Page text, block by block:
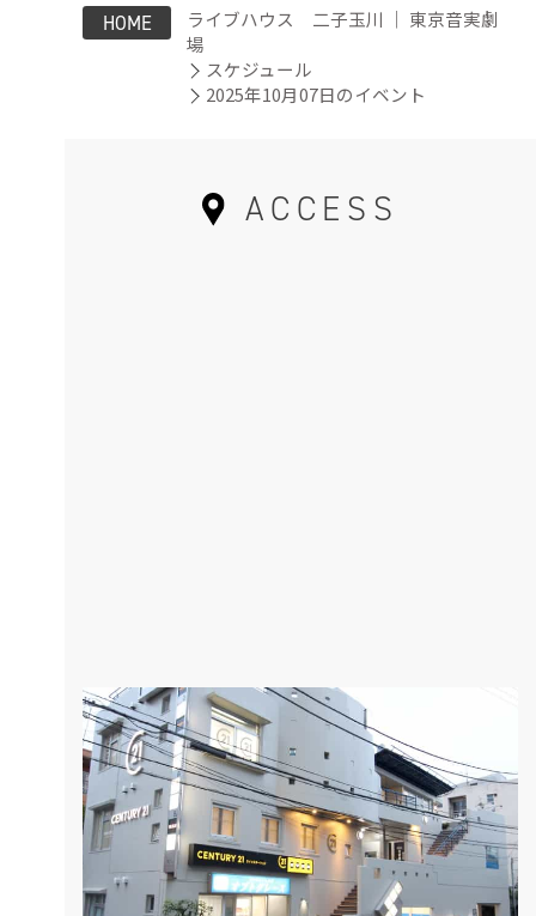
HOME
ライブハウス 二子玉川 ｜ 東京音実劇
場
スケジュール
2025年10月07日のイベント
ACCESS